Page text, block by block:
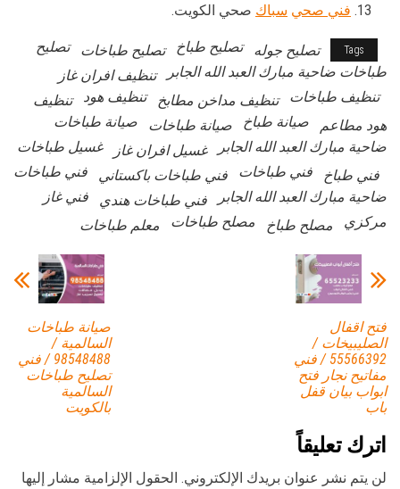
فني صحي سباك صحي الكويت.
Tags تصليح جوله تصليح طباخ تصليح طباخات
تصليح
طباخات ضاحية مبارك العبد الله الجابر
تنظيف افران غاز
تنظيف طباخات
تنظيف مداخن مطابخ تنظيف هود
تنظيف
هود مطاعم
صيانة طباخ صيانة طباخات
صيانة طباخات
ضاحية مبارك العبد الله الجابر
غسيل افران غاز
غسيل طباخات
فني طباخ
فني طباخات فني طباخات باكستاني
فني طباخات
ضاحية مبارك العبد الله الجابر
فني طباخات هندي
فني غاز
مركزي
مصلح طباخ مصلح طباخات معلم طباخات
صيانة طباخات
السالمية /
98548488 / فني
تصليح طباخات
السالمية
بالكويت
فتح اقفال
الصليبيخات /
55566392 / فني
مفاتيح نجار فتح
ابواب بيان قفل
باب
اترك تعليقاً
لن يتم نشر عنوان بريدك الإلكتروني. الحقول الإلزامية مشار إليها